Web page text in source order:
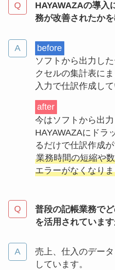
HAYAWAZAの導入
務が改善されたかを
before
ソフトから出力し
クセルの集計表に
入力で仕訳作成し
after
今はソフトから出
HAYAWAZAにドラ
るだけで仕訳作成
業務時間の短縮や
エラーがなくなり
普段の記帳業務で
を活用されています
売上、仕入のデー
しています。